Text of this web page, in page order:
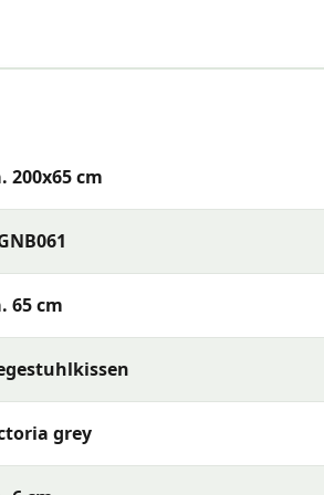
(wenn abnehmbar) oder reinigen
200x65 cm
65 cm
grey